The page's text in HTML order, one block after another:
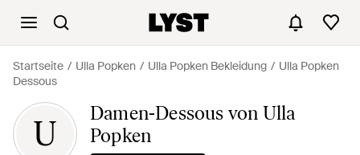
Startseite Ulla Popken Ulla Popken Bekleidung
Ulla Popken
Dessous
U
Damen-Dessous von Ulla
Popken